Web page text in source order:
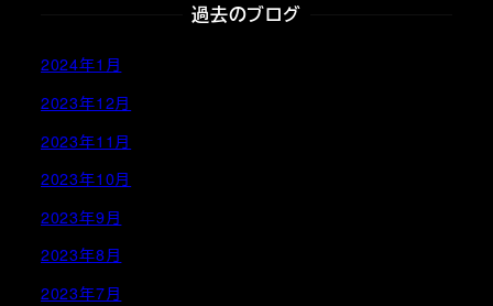
過去のブログ
2024年1月
2023年12月
2023年11月
2023年10月
2023年9月
2023年8月
2023年7月